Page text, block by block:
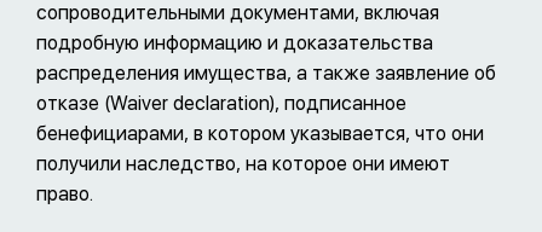
сопроводительными документами, включая
подробную информацию и доказательства
распределения имущества, а также заявление об
отказе (Waiver declaration), подписанное
бенефициарами, в котором указывается, что они
получили наследство, на которое они имеют
право.